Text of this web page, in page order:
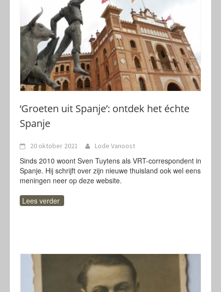
‘Groeten uit Spanje’: ontdek het échte
Spanje
20 oktober 2021 Lode Vanoost
Sinds 2010 woont Sven Tuytens als VRT-correspondent in
Spanje. Hij schrijft over zijn nieuwe thuisland ook wel eens
meningen neer op deze website.
Lees verder